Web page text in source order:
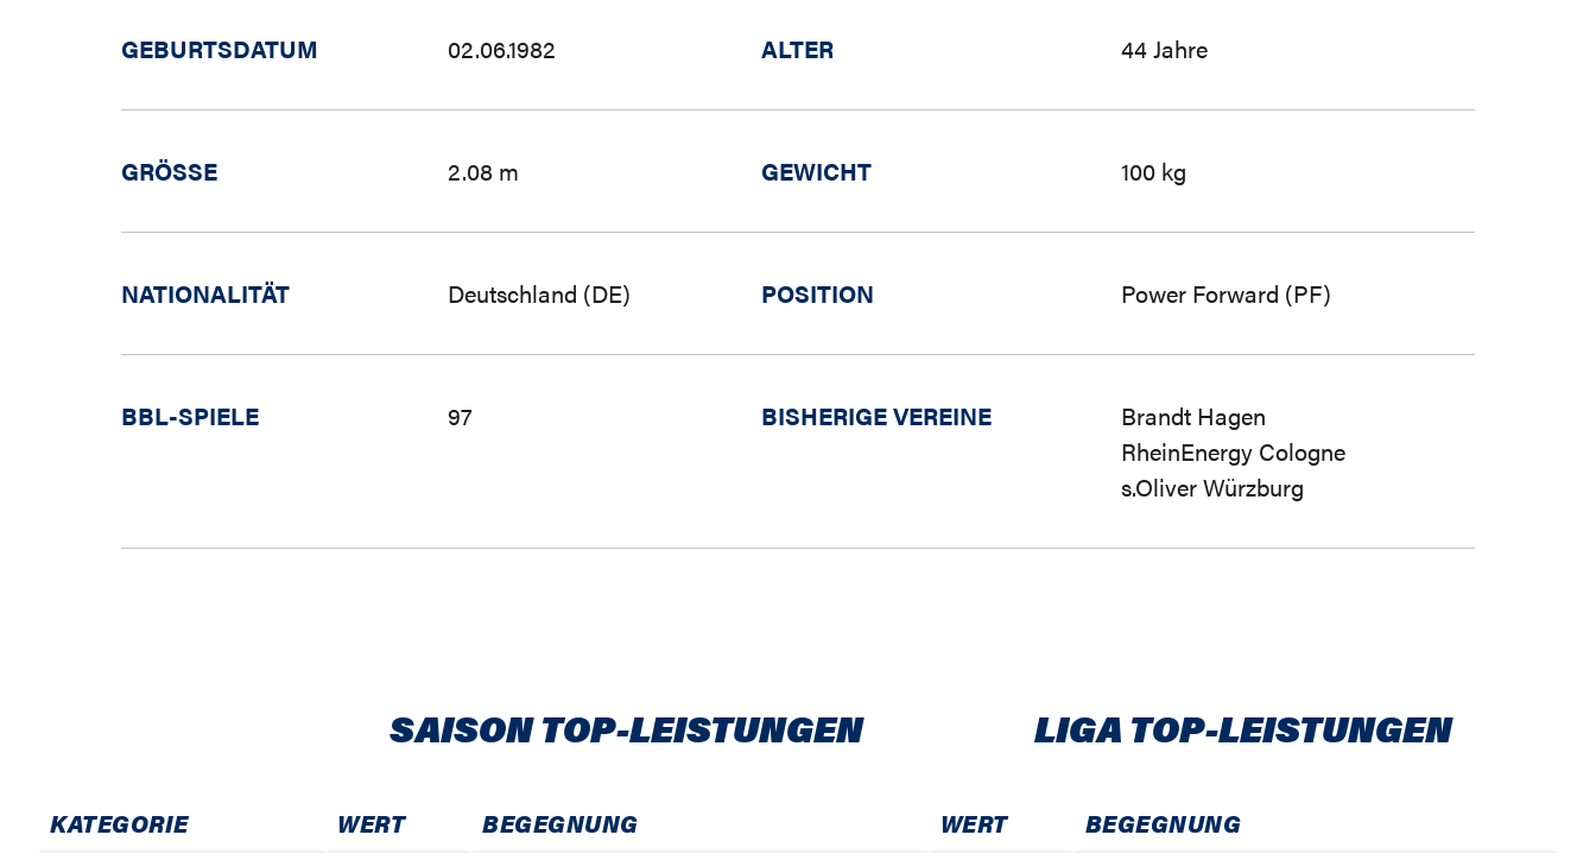
GEBURTSDATUM 02.06.1982 ALTER 44 Jahre
GRÖSSE 2.08 m GEWICHT 100 kg
NATIONALITÄT Deutschland (DE) POSITION Power Forward (PF)
BBL-SPIELE 97 BISHERIGE VEREINE
Brandt Hagen
RheinEnergy Cologne
s.Oliver Würzburg
SAISON TOP-LEISTUNGEN LIGA TOP-LEISTUNGEN
KATEGORIE WERT BEGEGNUNG WERT BEGEGNUNG